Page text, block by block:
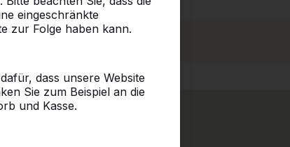
eingeschränkte
zur Folge haben kann.
dass unsere Website
Sie zum Beispiel an die
und Kasse.